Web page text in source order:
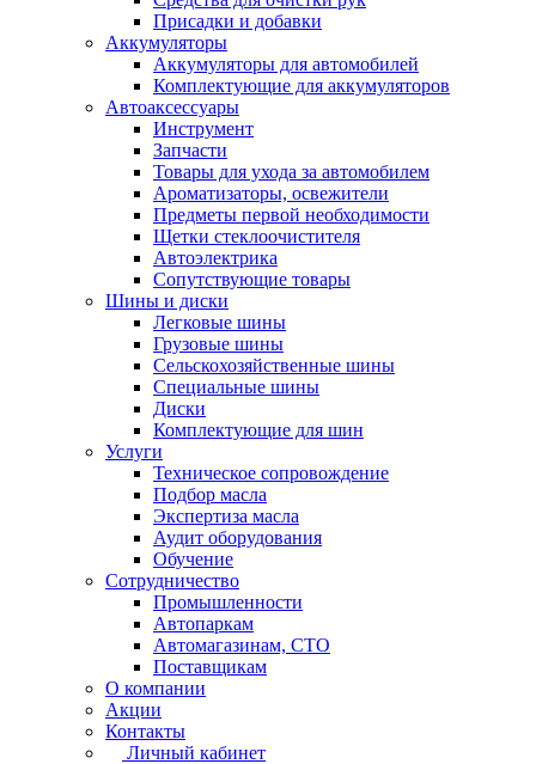
Присадки и добавки
Аккумуляторы
Аккумуляторы для автомобилей
Комплектующие для аккумуляторов
Автоаксессуары
Инструмент
Запчасти
Товары для ухода за автомобилем
Ароматизаторы, освежители
Предметы первой необходимости
Щетки стеклоочистителя
Автоэлектрика
Сопутствующие товары
Шины и диски
Легковые шины
Грузовые шины
Сельскохозяйственные шины
Специальные шины
Диски
Комплектующие для шин
Услуги
Техническое сопровождение
Подбор масла
Экспертиза масла
Аудит оборудования
Обучение
Сотрудничество
Промышленности
Автопаркам
Автомагазинам, СТО
Поставщикам
О компании
Акции
Контакты
Личный кабинет